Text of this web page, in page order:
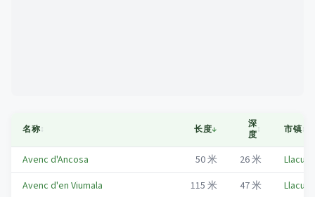
名称↕ 长度↓
深
度↕ 市镇↕
Avenc d'Ancosa 50米 26米
Avenc d'en Viumala
115 米 47米